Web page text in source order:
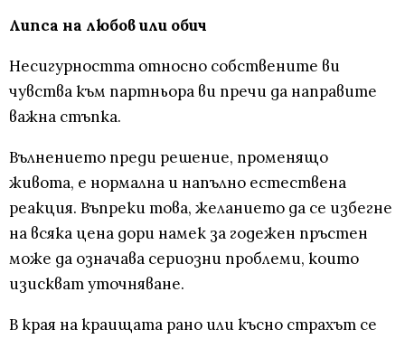
Липса на любов или обич
Несигурността относно собствените ви
чувства към партньора ви пречи да направите
важна стъпка.
Вълнението преди решение, променящо
живота, е нормална и напълно естествена
реакция. Въпреки това, желанието да се избегне
на всяка цена дори намек за годежен пръстен
може да означава сериозни проблеми, които
изискват уточняване.
В края на краищата рано или късно страхът се